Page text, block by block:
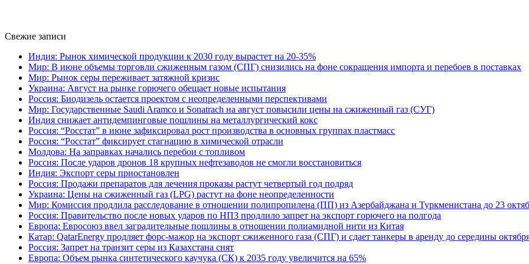
Свежие записи
Индия: Рынок химической продукции к 2030 году вырастет на 20-35%
Мир: В июне объемы торговли сжиженным газом (СПГ) снизились на фоне сокращения импорта и перебоев в поставках
Мир: Рынок серы переживает затяжной кризис
Украина: Август на рынке горючего обещает новые испытания
Россия: Биодизель остается проектом с неопределенными перспективами
Мир: Государственные Saudi Aramco и Sonatrach на август повысили цены на сжиженный газ (СУГ)
Индия снижает антидемпинговые пошлины на металлургический кокс
Россия: “Росстат” в июне зафиксировал рост производства в основных группах пластмасс
Россия: “Росстат” фиксирует стагнацию в химической отрасли
Молдова: На заправках начались перебои с топливом
Россия: После ударов дронов 18 крупных нефтезаводов не смогли восстановиться
Индия: Экспорт серы приостановлен
Россия: Продажи препаратов для лечения проказы растут четвертый год подряд
Украина: Цены на сжиженный газ (LPG) растут на фоне неопределенности
Мир: Комиссия продлила расследование в отношении полипропилена (ПП) из Азербайджана и Туркменистана до 23
Россия: Правительство после новых ударов по НПЗ продлило запрет на экспорт горючего на полгода
Европа: Евросоюз ввел заградительные пошлины в отношении полиамидной нити из Китая
Катар: QatarEnergy продляет форс-мажор на экспорт сжиженного газа (СПГ) и сдает танкеры в аренду до середины
Россия: Запрет на транзит серы из Казахстана снят
Европа: Объем рынка синтетического каучука (СК) к 2035 году увеличится на 65%